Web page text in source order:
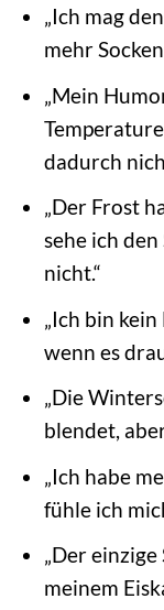
„Ich mag
mehr
„Mein
dadurch
„Der Frost
sehe ich
nicht.“
„Ich bin
wenn es
„Die
blendet,
„Ich habe
fühle ich
„Der einzige
meinem